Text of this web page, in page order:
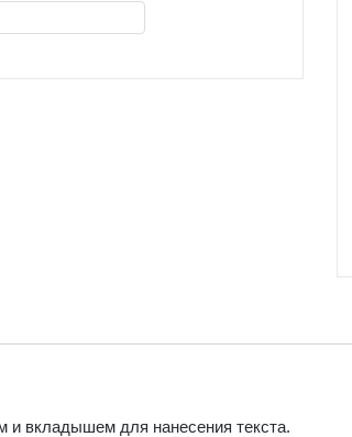
и вкладышем для нанесения текста.